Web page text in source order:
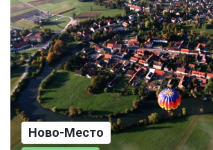
Ново-Место